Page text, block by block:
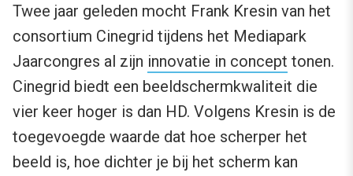
Twee jaar geleden mocht Frank Kresin van het
consortium Cinegrid tijdens het Mediapark
Jaarcongres al zijn innovatie in concept tonen.
Cinegrid biedt een beeldschermkwaliteit die
vier keer hoger is dan HD. Volgens Kresin is de
toegevoegde waarde dat hoe scherper het
beeld is, hoe dichter je bij het scherm kan